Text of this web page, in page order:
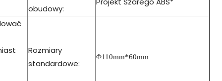
obudowy:
Rozmiary
standardowe:
Φ110mm*60mm